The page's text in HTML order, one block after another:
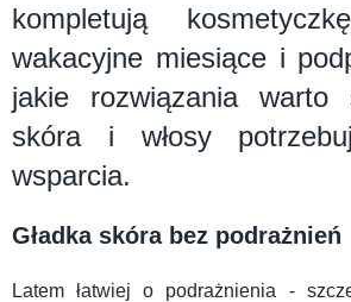
kompletują
wakacyjne miesiące i
jakie rozwiązania warto
skóra i włosy
wsparcia.
Gładka skóra bez podrażnień
Latem łatwiej o podrażnienia -